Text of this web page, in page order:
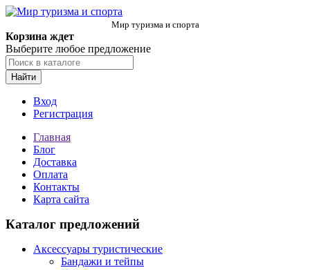
Мир туризма и спорта
Корзина ждет
Выберите любое предложение
Найти
Вход
Регистрация
Главная
Блог
Доставка
Оплата
Контакты
Карта сайта
Каталог предложений
Аксессуары туристические
Бандажи и тейпы